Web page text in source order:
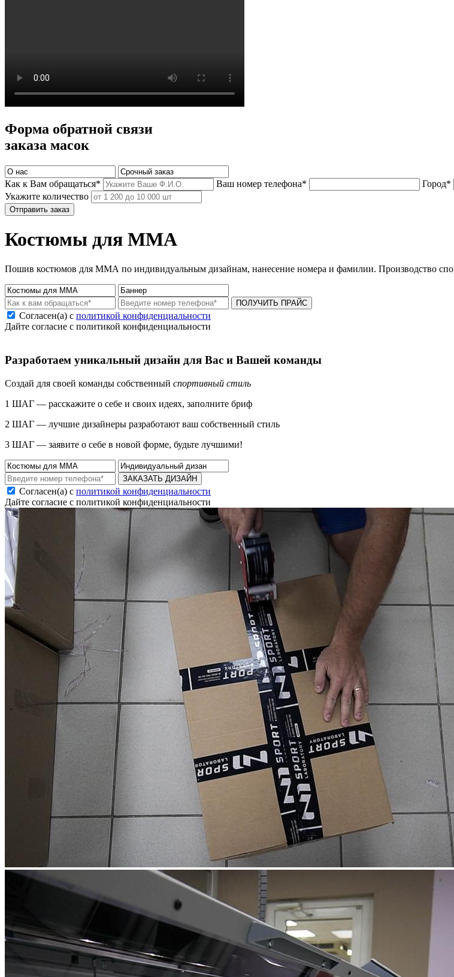
Форма обратной связи
заказа масок
Как к Вам обращаться* Ваш номер телефона* Город*
Укажите количество
Отправить заказ
Костюмы для ММА
Пошив костюмов для ММА по индивидуальным дизайнам, нанесение номера и фамилии. Производство
ПОЛУЧИТЬ ПРАЙС
Согласен(а) с политикой конфиденциальности
Дайте согласие с политикой конфиденциальности
Разработаем уникальный дизайн для Вас и Вашей команды
Создай для своей команды собственный спортивный стиль
1 ШАГ — расскажите о себе и своих идеях, заполните бриф
2 ШАГ — лучшие дизайнеры разработают ваш собственный стиль
3 ШАГ — заявите о себе в новой форме, будьте лучшими!
ЗАКАЗАТЬ ДИЗАЙН
Согласен(а) с политикой конфиденциальности
Дайте согласие с политикой конфиденциальности